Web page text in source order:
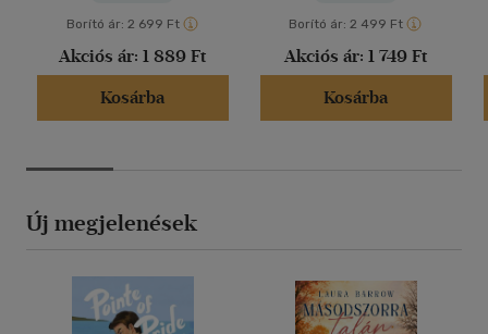
Borító ár: 2 699 Ft
Akciós ár: 1 889 Ft
Kosárba
Borító ár: 2 499 Ft
Akciós ár: 1 749 Ft
Kosárba
Új megjelenések